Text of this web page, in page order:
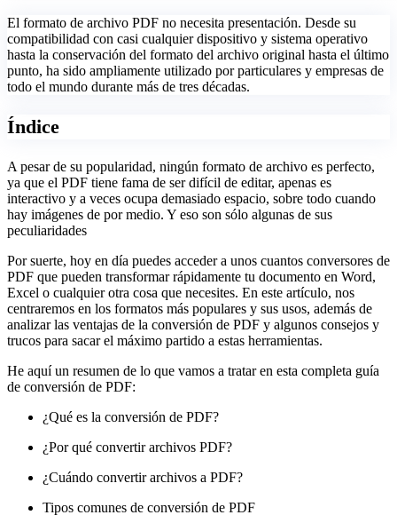
El formato de archivo PDF no necesita presentación. Desde su
compatibilidad con casi cualquier dispositivo y sistema operativo
hasta la conservación del formato del archivo original hasta el último
punto, ha sido ampliamente utilizado por particulares y empresas de
todo el mundo durante más de tres décadas.
Índice
A pesar de su popularidad, ningún formato de archivo es perfecto,
ya que el PDF tiene fama de ser difícil de editar, apenas es
interactivo y a veces ocupa demasiado espacio, sobre todo cuando
hay imágenes de por medio. Y eso son sólo algunas de sus
peculiaridades
Por suerte, hoy en día puedes acceder a unos cuantos conversores de
PDF que pueden transformar rápidamente tu documento en Word,
Excel o cualquier otra cosa que necesites. En este artículo, nos
centraremos en los formatos más populares y sus usos, además de
analizar las ventajas de la conversión de PDF y algunos consejos y
trucos para sacar el máximo partido a estas herramientas.
He aquí un resumen de lo que vamos a tratar en esta completa guía
de conversión de PDF:
¿Qué es la conversión de PDF?
¿Por qué convertir archivos PDF?
¿Cuándo convertir archivos a PDF?
Tipos comunes de conversión de PDF